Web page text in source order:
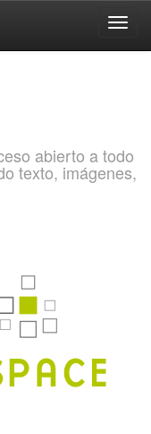
abierto a todo
texto, imágenes,